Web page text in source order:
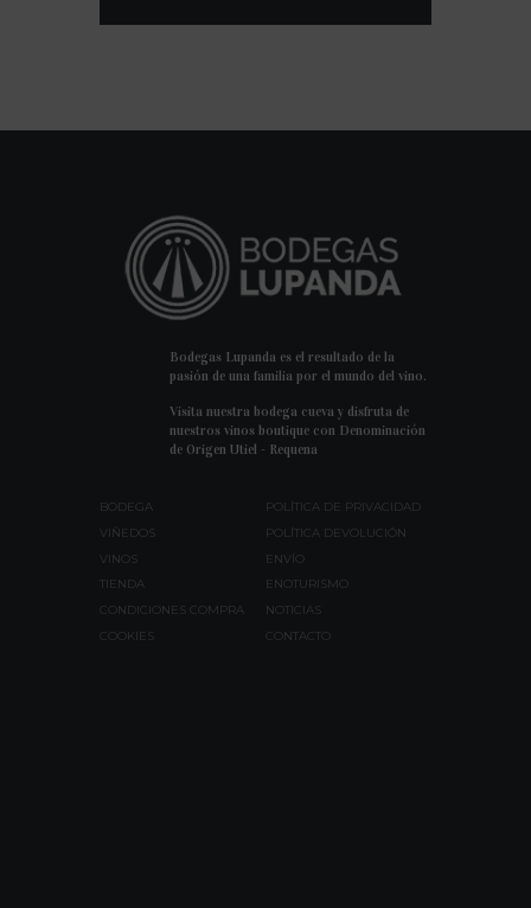
Bodegas Lupanda
Bodegas Lupanda es el resultado de la
pasión de una familia por el mundo del vino.
Visita nuestra bodega cueva y disfruta de
nuestros vinos boutique con Denominación
de Origen Utiel - Requena
BODEGA
POLÍTICA DE PRIVACIDAD
VIÑEDOS
POLÍTICA DEVOLUCIÓN
VINOS
ENVÍO
TIENDA
ENOTURISMO
CONDICIONES COMPRA
NOTICIAS
COOKIES
CONTACTO